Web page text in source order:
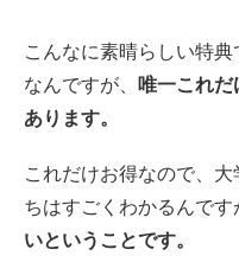
こんなに素晴らしい特
なんですが、 唯一これ
あります。
これだけお得なので、
ちはすごくわかるんです
いということです。